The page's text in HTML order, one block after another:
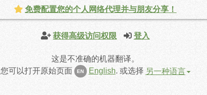
获得高级访问权限 登入
这是不准确的机器翻译。
您可以打开原始页面
EN English. 或选择 另一种语言
免费配置您的个人网络代理并与朋友分享！